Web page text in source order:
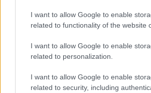
I want to allow Google to enable
related to functionality of the website
I want to allow Google to enable
related to personalization.
I want to allow Google to enable
related to security, including
eljárni, de mindig kitalál valamit, hogy ne
A minap is, amikor nálunk töltötte a
hogy otthon felejtette a tárcáját. Viszont
előhúzni kifogásként a tarsolyából.